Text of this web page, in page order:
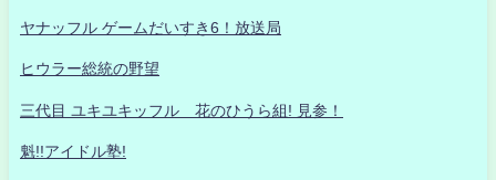
ヤナッフル ゲームだいすき6！放送局
ヒウラー総統の野望
三代目 ユキユキッフル 花のひうら組! 見参！
魁!!アイドル塾!